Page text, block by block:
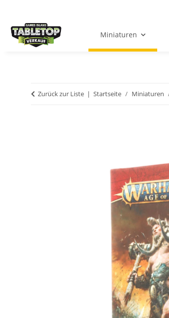
Miniaturen
Zurück zur Liste Startseite Miniaturen